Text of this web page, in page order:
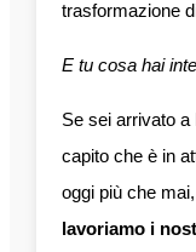
trasformazione
E tu cosa hai
Se sei arrivato a
capito che è in
oggi più che
lavoriamo i